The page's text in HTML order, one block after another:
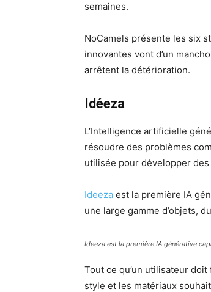
semaines.
NoCamels présente les six
innovantes vont d’un
arrêtent la détérioration.
Idéeza
L’Intelligence artificielle
résoudre des problèmes
utilisée pour développer
Ideeza est la première IA
une large gamme d’objets,
Ideeza est la première IA générative
Tout ce qu’un utilisateur
style et les matériaux